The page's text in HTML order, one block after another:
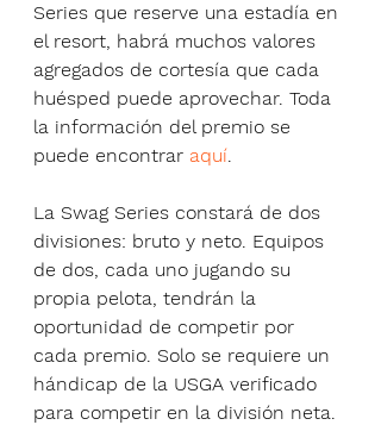
Series que reserve una estadía en
el resort, habrá muchos valores
agregados de cortesía que cada
huésped puede aprovechar. Toda
la información del premio se
puede encontrar aquí.
La Swag Series constará de dos
divisiones: bruto y neto. Equipos
de dos, cada uno jugando su
propia pelota, tendrán la
oportunidad de competir por
cada premio. Solo se requiere un
hándicap de la USGA verificado
para competir en la división neta.